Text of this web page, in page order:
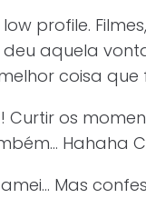
profile.
aquela
coisa que
Curtir os
Hahaha
Mas